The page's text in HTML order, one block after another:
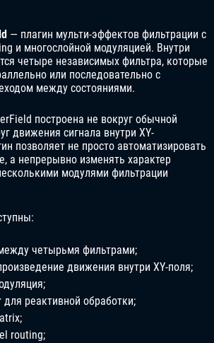
— плагин мульти-эффектов фильтрации с
и многослойной модуляцией. Внутри
четыре независимых фильтра, которые
или последовательно с
между состояниями.
построена не вокруг обычной
движения сигнала внутри XY-
позволяет не просто автоматизировать
а непрерывно изменять характер
модулями фильтрации
четырьмя фильтрами;
движения внутри XY-поля;
реактивной обработки;
routing;